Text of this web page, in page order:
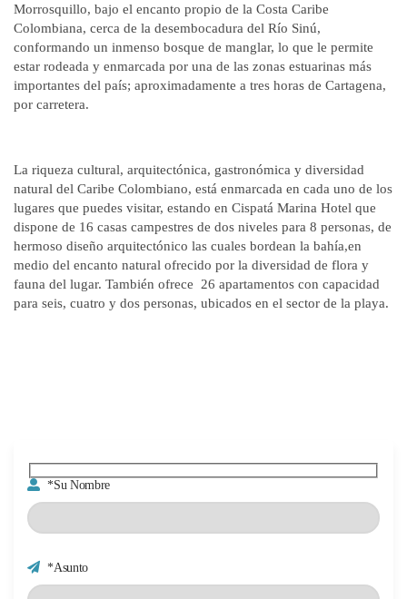
Morrosquillo, bajo el encanto propio de la Costa Caribe
Colombiana, cerca de la desembocadura del Río Sinú,
conformando un inmenso bosque de manglar, lo que le permite
estar rodeada y enmarcada por una de las zonas estuarinas más
importantes del país; aproximadamente a tres horas de Cartagena,
por carretera.
La riqueza cultural, arquitectónica, gastronómica y diversidad
natural del Caribe Colombiano, está enmarcada en cada uno de los
lugares que puedes visitar, estando en Cispatá Marina Hotel que
dispone de 16 casas campestres de dos niveles para 8 personas, de
hermoso diseño arquitectónico las cuales bordean la bahía,en
medio del encanto natural ofrecido por la diversidad de flora y
fauna del lugar. También ofrece 26 apartamentos con capacidad
para seis, cuatro y dos personas, ubicados en el sector de la playa.
*Su Nombre
*Asunto